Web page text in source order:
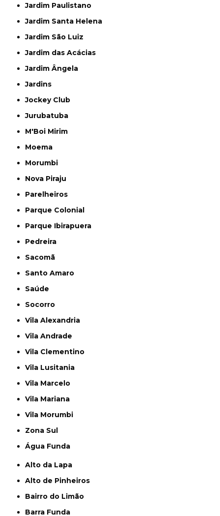
Jardim Paulistano
Jardim Santa Helena
Jardim São Luiz
Jardim das Acácias
Jardim Ângela
Jardins
Jockey Club
Jurubatuba
M'Boi Mirim
Moema
Morumbi
Nova Piraju
Parelheiros
Parque Colonial
Parque Ibirapuera
Pedreira
Sacomã
Santo Amaro
Saúde
Socorro
Vila Alexandria
Vila Andrade
Vila Clementino
Vila Lusitania
Vila Marcelo
Vila Mariana
Vila Morumbi
Zona Sul
Água Funda
Alto da Lapa
Alto de Pinheiros
Bairro do Limão
Barra Funda